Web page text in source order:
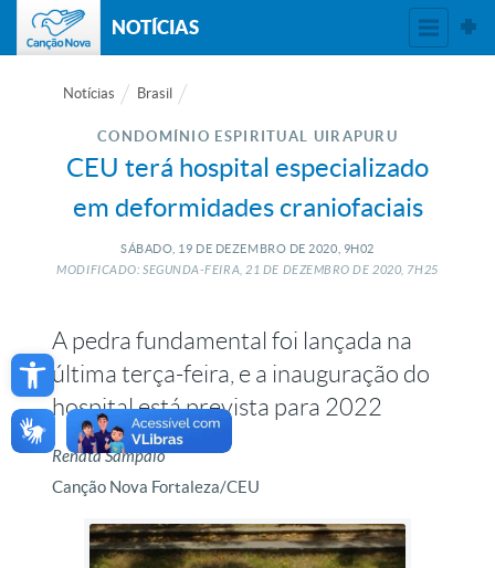
Open toolbar
NOTÍCIAS
Notícias Brasil
CONDOMÍNIO ESPIRITUAL UIRAPURU
CEU terá hospital especializado
em deformidades craniofaciais
SÁBADO, 19 DE DEZEMBRO DE 2020, 9H02
MODIFICADO: SEGUNDA-FEIRA, 21 DE DEZEMBRO DE2020, 7H25
A pedra fundamental foi lançada na
última terça-feira, e a inauguração do
hospital está prevista para 2022
Renata Sampaio
Canção Nova Fortaleza/CEU